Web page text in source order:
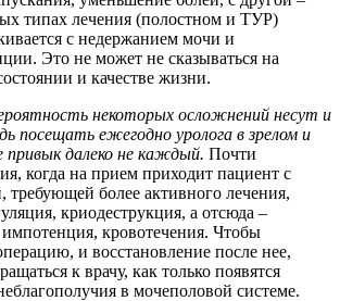
типах лечения (полостном и ТУР)
с недержанием мочи и
Это не может не сказываться на
и качестве жизни.
некоторых осложнений несут и
посещать ежегодно уролога в зрелом и
далеко не каждый. Почти
когда на прием приходит пациент с
требующей более активного лечения,
криодеструкция, а отсюда –
кровотечения. Чтобы
и восстановление после нее,
к врачу, как только появятся
в мочеполовой системе.